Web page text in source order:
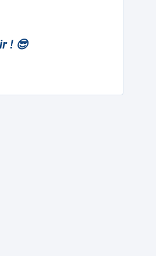
! 😎